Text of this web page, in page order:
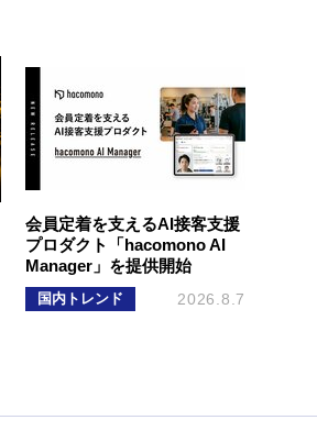
会員定着を支えるAI接客支援
プロダクト「hacomono AI
Manager」を提供開始
国内トレンド 2026.8.7